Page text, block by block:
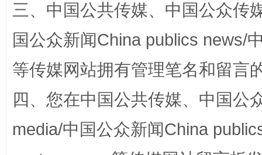
国家大学科技园优化重塑工作
三、中国公共传媒、中国公众传
国公众新闻China publics news/
等传媒网站拥有管理笔名和留言
四、您在中国公共传媒、中国公
media/中国公众新闻China